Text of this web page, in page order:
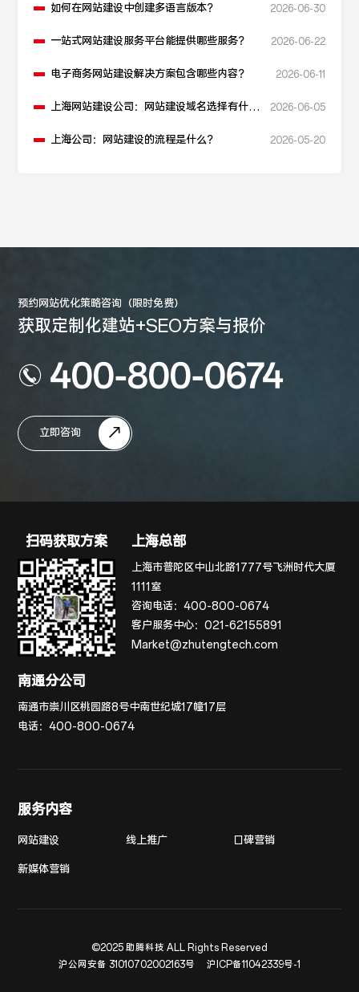
如何在网站建设中创建多语言版本？ 2026-06-30
一站式网站建设服务平台能提供哪些服务？ 2026-06-22
电子商务网站建设解决方案包含哪些内容？ 2026-06-11
上海网站建设公司：网站建设域名选择有什么
2026-06-05
上海公司：网站建设的流程是什么？ 2026-05-20
预约网站优化策略咨询（限时免费）
获取定制化建站+SEO方案与报价
400-800-0674
立即咨询
扫码获取方案 上海总部
上海市普陀区中山北路1777号飞洲时代大厦
1111室
咨询电话：400-800-0674
客户服务中心：021-62155891
Market@zhutengtech.com
南通分公司
南通市崇川区桃园路8号中南世纪城17幢17层
电话：400-800-0674
服务内容
网站建设 线上推广 口碑营销
新媒体营销
©2025 助腾科技 ALL Rights Reserved
沪公网安备 31010702002163号
沪ICP备11042339号-1